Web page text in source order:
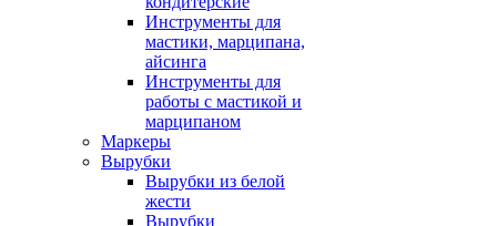
Инструменты для
мастики, марципана,
айсинга
Инструменты для
работы с мастикой и
марципаном
Маркеры
Вырубки
Вырубки из белой
жести
Вырубки